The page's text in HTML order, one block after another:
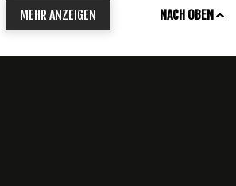
MEHR ANZEIGEN NACH OBEN